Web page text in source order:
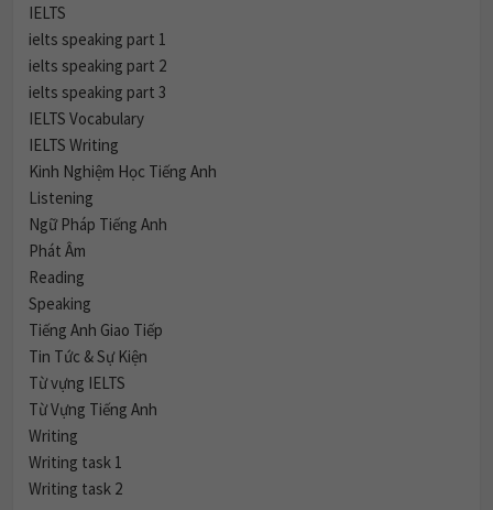
IELTS
ielts speaking part 1
ielts speaking part 2
ielts speaking part 3
IELTS Vocabulary
IELTS Writing
Kinh Nghiệm Học Tiếng Anh
Listening
Ngữ Pháp Tiếng Anh
Phát Âm
Reading
Speaking
Tiếng Anh Giao Tiếp
Tin Tức & Sự Kiện
Từ vựng IELTS
Từ Vựng Tiếng Anh
Writing
Writing task 1
Writing task 2